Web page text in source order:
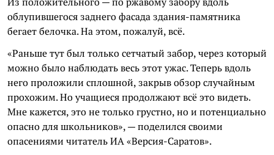
облупившегося заднего фасада здания-памятника
бегает белочка. На этом, пожалуй, всё.
«Раньше тут был только сетчатый забор, через который
можно было наблюдать весь этот ужас. Теперь вдоль
него проложили сплошной, закрыв обзор случайным
прохожим. Но учащиеся продолжают всё это видеть.
Мне кажется, это не только грустно, но и потенциально
опасно для школьников», — поделился своими
опасениями читатель ИА «Версия-Саратов».